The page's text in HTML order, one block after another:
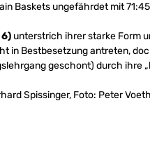
Baskets ungefährdet mit
unterstrich ihrer starke Form
in Bestbesetzung antreten,
geschont) durch ihre
Spissinger, Foto: Peter